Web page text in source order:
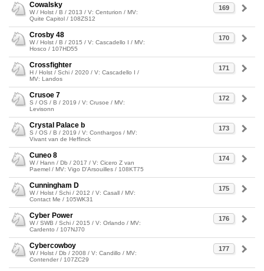
169
Cowalsky
W / Holst / B / 2013 / V: Centurion / MV:
Quite Capitol / 108ZS12
170
Crosby 48
W / Holst / B / 2015 / V: Cascadello I / MV:
Hosco / 107HD55
171
Crossfighter
H / Holst / Schi / 2020 / V: Cascadello I /
MV: Landos
172
Crusoe 7
S / OS / B / 2019 / V: Crusoe / MV:
Levisonn
173
Crystal Palace b
S / OS / B / 2019 / V: Conthargos / MV:
Vivant van de Heffinck
174
Cuneo 8
W / Hann / Db / 2017 / V: Cicero Z van
Paemel / MV: Vigo D'Arsouilles / 108KT75
175
Cunningham D
W / Holst / Schi / 2012 / V: Casall / MV:
Contact Me / 105WK31
176
Cyber Power
W / SWB / Schi / 2015 / V: Orlando / MV:
Cardento / 107NJ70
177
Cybercowboy
W / Holst / Db / 2008 / V: Candillo / MV:
Contender / 107ZC29